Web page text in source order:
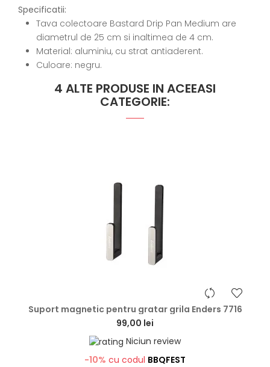
Specificatii:
Tava colectoare Bastard Drip Pan Medium are
diametrul de 25 cm si inaltimea de 4 cm.
Material: aluminiu, cu strat antiaderent.
Culoare: negru.
4 ALTE PRODUSE IN ACEEASI
CATEGORIE:
Suport magnetic pentru gratar grila Enders 7716
99,00 lei
Niciun review
-10% cu codul BBQFEST